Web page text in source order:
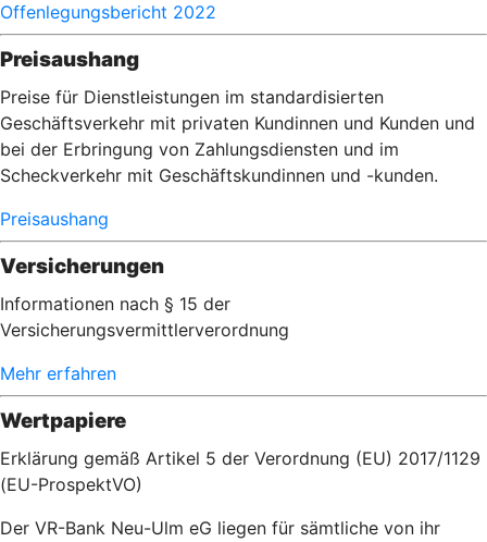
Offenlegungsbericht 2022
Preisaushang
Preise für Dienstleistungen im standardisierten
Geschäftsverkehr mit privaten Kundinnen und Kunden und
bei der Erbringung von Zahlungsdiensten und im
Scheckverkehr mit Geschäftskundinnen und -kunden.
Preisaushang
Versicherungen
Informationen nach § 15 der
Versicherungsvermittlerverordnung
Mehr erfahren
Wertpapiere
Erklärung gemäß Artikel 5 der Verordnung (EU) 2017/1129
(EU-ProspektVO)
Der VR-Bank Neu-Ulm eG liegen für sämtliche von ihr